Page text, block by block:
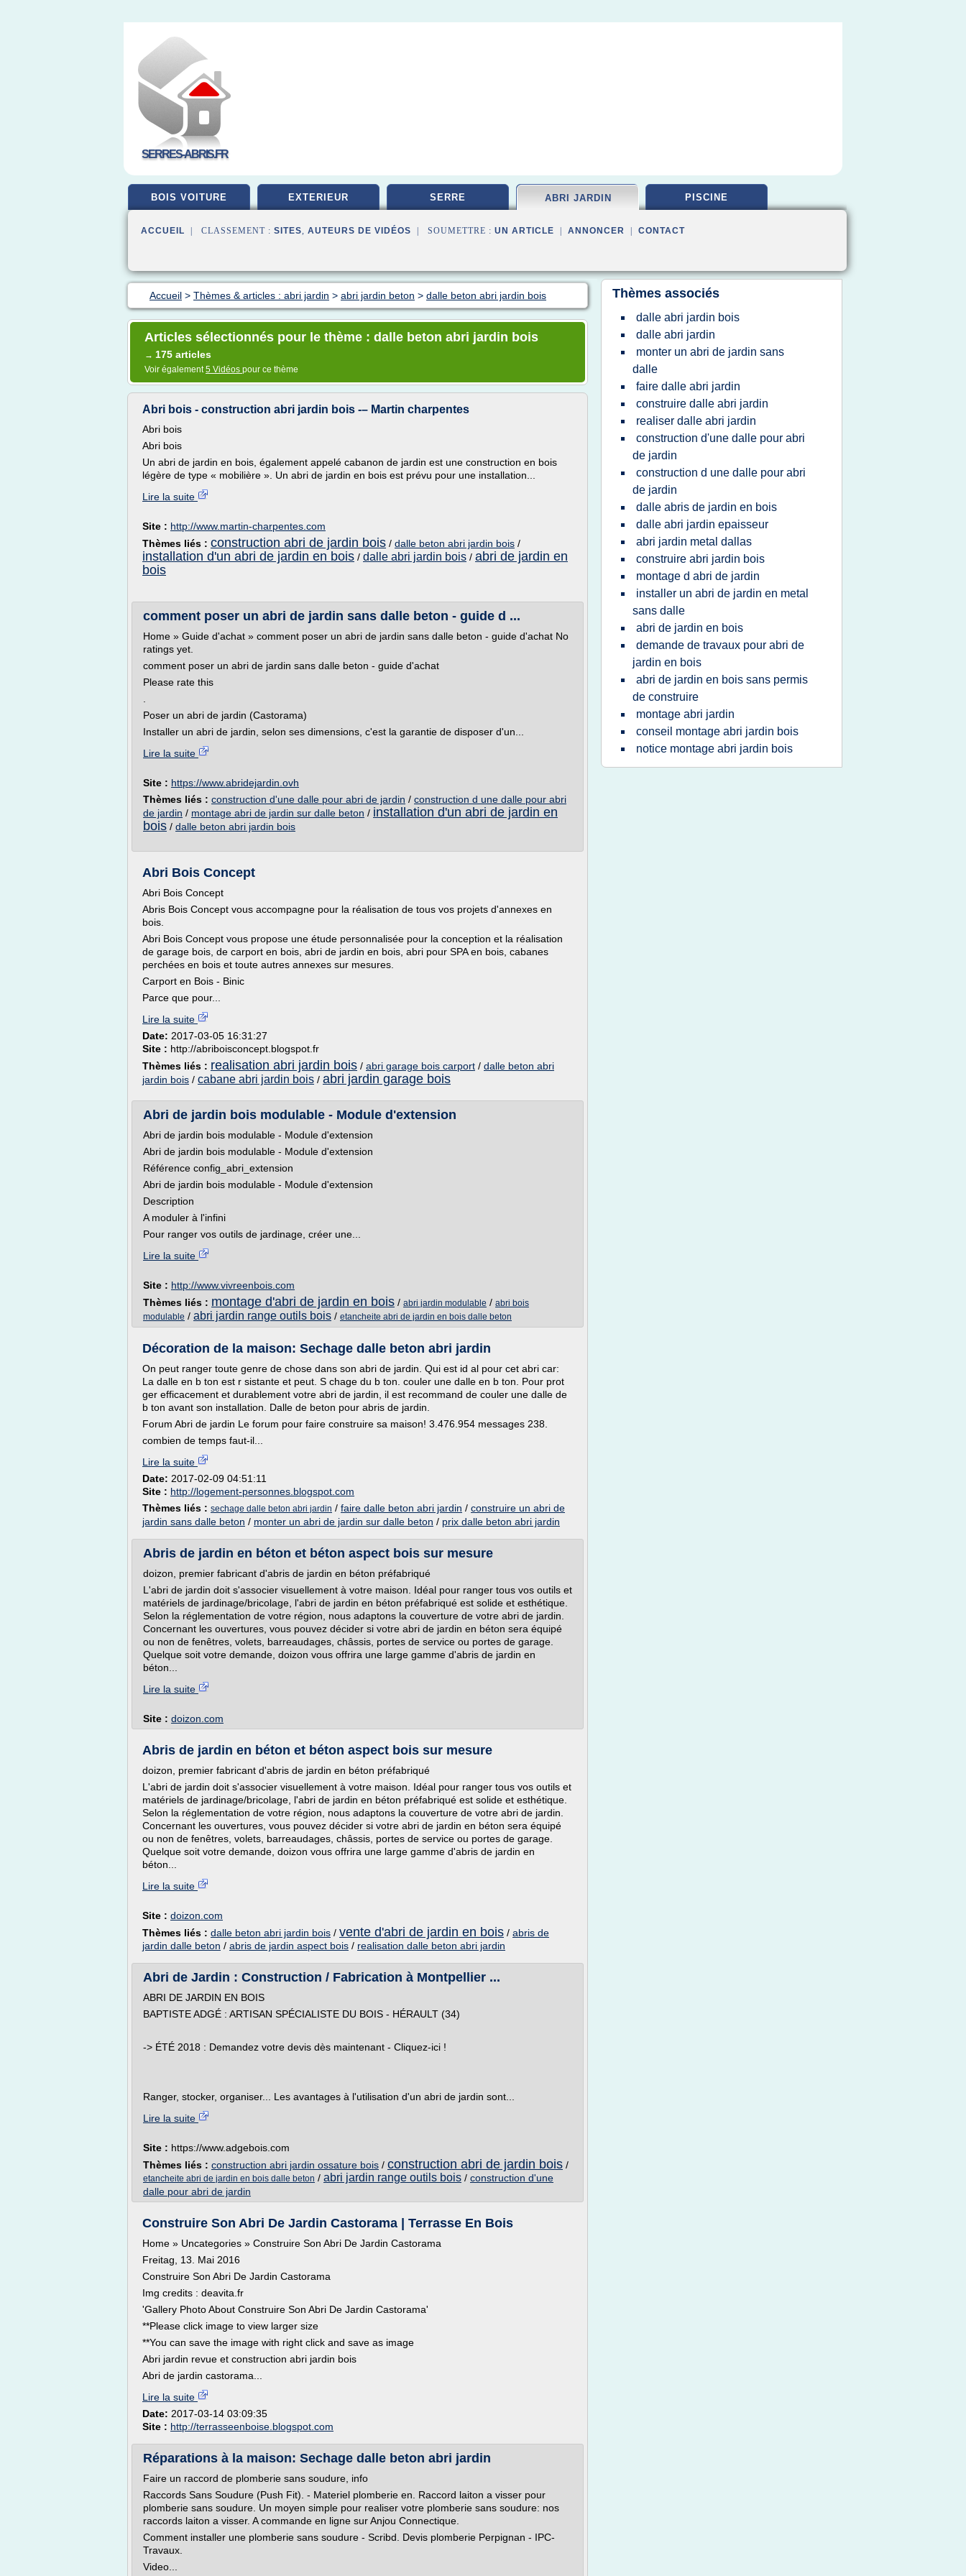
SERRES-ABRIS.FR
BOIS VOITURE EXTERIEUR SERRE ABRI JARDIN PISCINE
ACCUEIL | CLASSEMENT : SITES, AUTEURS DE VIDÉOS | SOUMETTRE : UN ARTICLE ANNONCER CONTACT
Accueil > Thèmes & articles : abri jardin > abri jardin beton > dalle beton abri jardin bois
Articles sélectionnés pour le thème : dalle beton abri jardin bois
→ 175 articles
Voir également5 Vidéos pour ce thème
Abri bois - construction abri jardin bois -– Martin charpentes
Abri bois
Abri bois
Un abri de jardin en bois, également appelé cabanon de jardin est une construction en bois
légère de type « mobilière ». Un abri de jardin en bois est prévu pour une installation...
Lire la suite
Site : http://www.martin-charpentes.com
Thèmes liés : construction abri de jardin bois / dalle beton abri jardin bois /
installation d'un abri de jardin en bois / dalle abri jardin bois / abri de jardin en
bois
comment poser un abri de jardin sans dalle beton - guide d ...
Home » Guide d'achat » comment poser un abri de jardin sans dalle beton - guide d'achat No
ratings yet.
comment poser un abri de jardin sans dalle beton - guide d'achat
Please rate this
Poser un abri de jardin (Castorama)
Installer un abri de jardin, selon ses dimensions, c'est la garantie de disposer d'un...
Lire la suite
Site : https://www.abridejardin.ovh
Thèmes liés : construction d'une dalle pour abri de jardin / construction d une dalle pour abri
de jardin / montage abri de jardin sur dalle beton / installation d'un abri de jardin en
bois / dalle beton abri jardin bois
Abri Bois Concept
Abri Bois Concept
Abris Bois Concept vous accompagne pour la réalisation de tous vos projets d'annexes en
bois.
Abri Bois Concept vous propose une étude personnalisée pour la conception et la réalisation
de garage bois, de carport en bois, abri de jardin en bois, abri pour SPA en bois, cabanes
perchées en bois et toute autres annexes sur mesures.
Carport en Bois - Binic
Parce que pour...
Lire la suite
Date: 2017-03-05 16:31:27
Site : http://abriboisconcept.blogspot.fr
Thèmes liés : realisation abri jardin bois / abri garage bois carport / dalle beton abri
jardin bois / cabane abri jardin bois / abri jardin garage bois
Abri de jardin bois modulable - Module d'extension
Abri de jardin bois modulable - Module d'extension
Abri de jardin bois modulable - Module d'extension
Référence config_abri_extension
Abri de jardin bois modulable - Module d'extension
Description
A moduler à l'infini
Pour ranger vos outils de jardinage, créer une...
Lire la suite
Site : http://www.vivreenbois.com
Thèmes liés : montage d'abri de jardin en bois / abri jardin modulable / abri bois
modulable / abri jardin range outils bois / etancheite abri de jardin en bois dalle beton
Décoration de la maison: Sechage dalle beton abri jardin
On peut ranger toute genre de chose dans son abri de jardin. Qui est id al pour cet abri car:
La dalle en b ton est r sistante et peut. S chage du b ton. couler une dalle en b ton. Pour prot
ger efficacement et durablement votre abri de jardin, il est recommand de couler une dalle de
b ton avant son installation. Dalle de beton pour abris de jardin.
Forum Abri de jardin Le forum pour faire construire sa maison! 3.476.954 messages 238.
combien de temps faut-il...
Lire la suite
Date: 2017-02-09 04:51:11
Site : http://logement-personnes.blogspot.com
Thèmes liés : sechage dalle beton abri jardin / faire dalle beton abri jardin / construire un abri de
jardin sans dalle beton / monter un abri de jardin sur dalle beton / prix dalle beton abri jardin
Abris de jardin en béton et béton aspect bois sur mesure
doizon, premier fabricant d'abris de jardin en béton préfabriqué
L'abri de jardin doit s'associer visuellement à votre maison. Idéal pour ranger tous vos outils et
matériels de jardinage/bricolage, l'abri de jardin en béton préfabriqué est solide et esthétique.
Selon la réglementation de votre région, nous adaptons la couverture de votre abri de jardin.
Concernant les ouvertures, vous pouvez décider si votre abri de jardin en béton sera équipé
ou non de fenêtres, volets, barreaudages, châssis, portes de service ou portes de garage.
Quelque soit votre demande, doizon vous offrira une large gamme d'abris de jardin en
béton...
Lire la suite
Site : doizon.com
Abris de jardin en béton et béton aspect bois sur mesure
doizon, premier fabricant d'abris de jardin en béton préfabriqué
L'abri de jardin doit s'associer visuellement à votre maison. Idéal pour ranger tous vos outils et
matériels de jardinage/bricolage, l'abri de jardin en béton préfabriqué est solide et esthétique.
Selon la réglementation de votre région, nous adaptons la couverture de votre abri de jardin.
Concernant les ouvertures, vous pouvez décider si votre abri de jardin en béton sera équipé
ou non de fenêtres, volets, barreaudages, châssis, portes de service ou portes de garage.
Quelque soit votre demande, doizon vous offrira une large gamme d'abris de jardin en
béton...
Lire la suite
Site : doizon.com
Thèmes liés : dalle beton abri jardin bois / vente d'abri de jardin en bois / abris de
jardin dalle beton / abris de jardin aspect bois / realisation dalle beton abri jardin
Abri de Jardin : Construction / Fabrication à Montpellier ...
ABRI DE JARDIN EN BOIS
BAPTISTE ADGÉ : ARTISAN SPÉCIALISTE DU BOIS - HÉRAULT (34)
-> ÉTÉ 2018 : Demandez votre devis dès maintenant - Cliquez-ici !
Ranger, stocker, organiser... Les avantages à l'utilisation d'un abri de jardin sont...
Lire la suite
Site : https://www.adgebois.com
Thèmes liés : construction abri jardin ossature bois / construction abri de jardin bois /
etancheite abri de jardin en bois dalle beton / abri jardin range outils bois / construction d'une
dalle pour abri de jardin
Construire Son Abri De Jardin Castorama | Terrasse En Bois
Home » Uncategories » Construire Son Abri De Jardin Castorama
Freitag, 13. Mai 2016
Construire Son Abri De Jardin Castorama
Img credits : deavita.fr
'Gallery Photo About Construire Son Abri De Jardin Castorama'
**Please click image to view larger size
**You can save the image with right click and save as image
Abri jardin revue et construction abri jardin bois
Abri de jardin castorama...
Lire la suite
Date: 2017-03-14 03:09:35
Site : http://terrasseenboise.blogspot.com
Réparations à la maison: Sechage dalle beton abri jardin
Faire un raccord de plomberie sans soudure, info
Raccords Sans Soudure (Push Fit). - Materiel plomberie en. Raccord laiton a visser pour
plomberie sans soudure. Un moyen simple pour realiser votre plomberie sans soudure: nos
raccords laiton a visser. A commande en ligne sur Anjou Connectique.
Comment installer une plomberie sans soudure - Scribd. Devis plomberie Perpignan - IPC-
Travaux.
Video...
Thèmes associés
dalle abri jardin bois
dalle abri jardin
monter un abri de jardin sans
dalle
faire dalle abri jardin
construire dalle abri jardin
realiser dalle abri jardin
construction d'une dalle pour abri
de jardin
construction d une dalle pour abri
de jardin
dalle abris de jardin en bois
dalle abri jardin epaisseur
abri jardin metal dallas
construire abri jardin bois
montage d abri de jardin
installer un abri de jardin en metal
sans dalle
abri de jardin en bois
demande de travaux pour abri de
jardin en bois
abri de jardin en bois sans permis
de construire
montage abri jardin
conseil montage abri jardin bois
notice montage abri jardin bois